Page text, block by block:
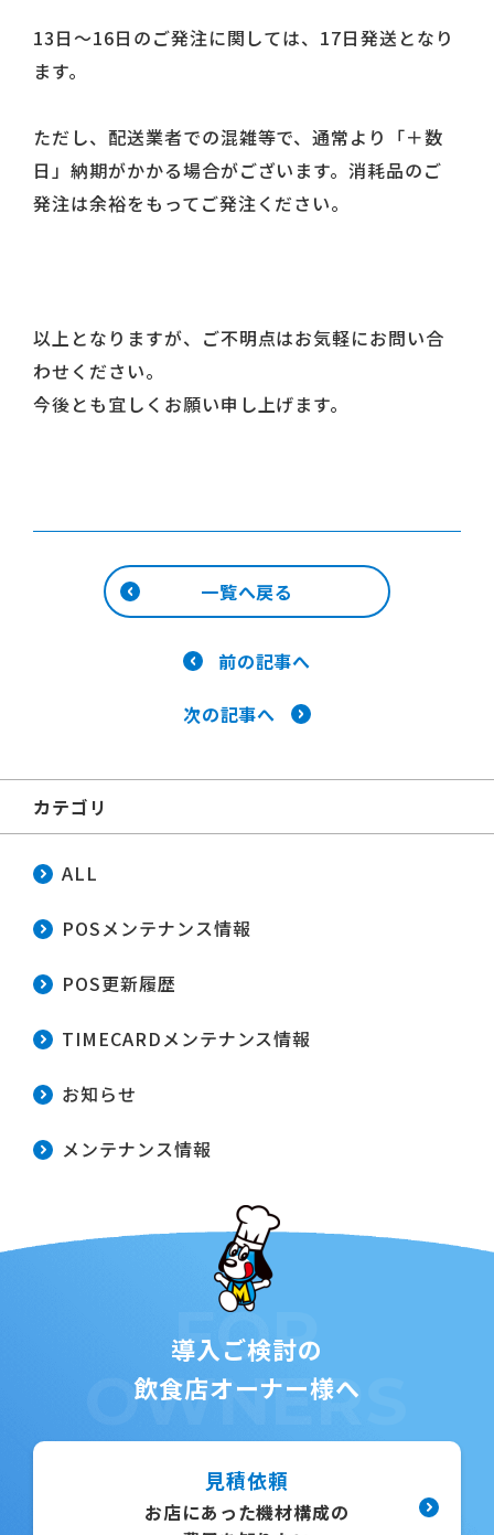
13日～16日のご発注に関しては、17日発送となり
ます。
ただし、配送業者での混雑等で、通常より「＋数
日」納期がかかる場合がございます。消耗品のご
発注は余裕をもってご発注ください。
以上となりますが、ご不明点はお気軽にお問い合
わせください。
今後とも宜しくお願い申し上げます。
一覧へ戻る
前の記事へ
次の記事へ
カテゴリ
ALL
POSメンテナンス情報
POS更新履歴
TIMECARDメンテナンス情報
お知らせ
メンテナンス情報
導入ご検討の
飲食店オーナー様へ
FOR
OWNERS
見積依頼
お店にあった機材構成の